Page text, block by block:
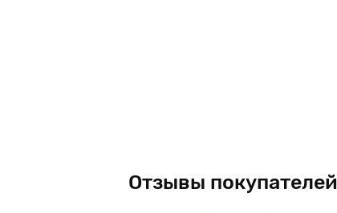
Отзывы покупателей